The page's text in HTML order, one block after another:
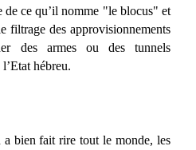
de ce qu’il nomme "le blocus" et
filtrage des approvisionnements
des armes ou des tunnels
hébreu.
bien fait rire tout le monde, les